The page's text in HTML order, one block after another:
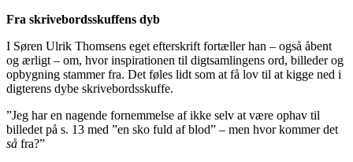
Fra skrivebordsskuffens dyb
I Søren Ulrik Thomsens eget efterskrift fortæller han – også åbent
og ærligt – om, hvor inspirationen til digtsamlingens ord, billeder og
opbygning stammer fra. Det føles lidt som at få lov til at kigge ned i
digterens dybe skrivebordsskuffe.
”Jeg har en nagende fornemmelse af ikke selv at være ophav til
billedet på s. 13 med ”en sko fuld af blod” – men hvor kommer det
så fra?”